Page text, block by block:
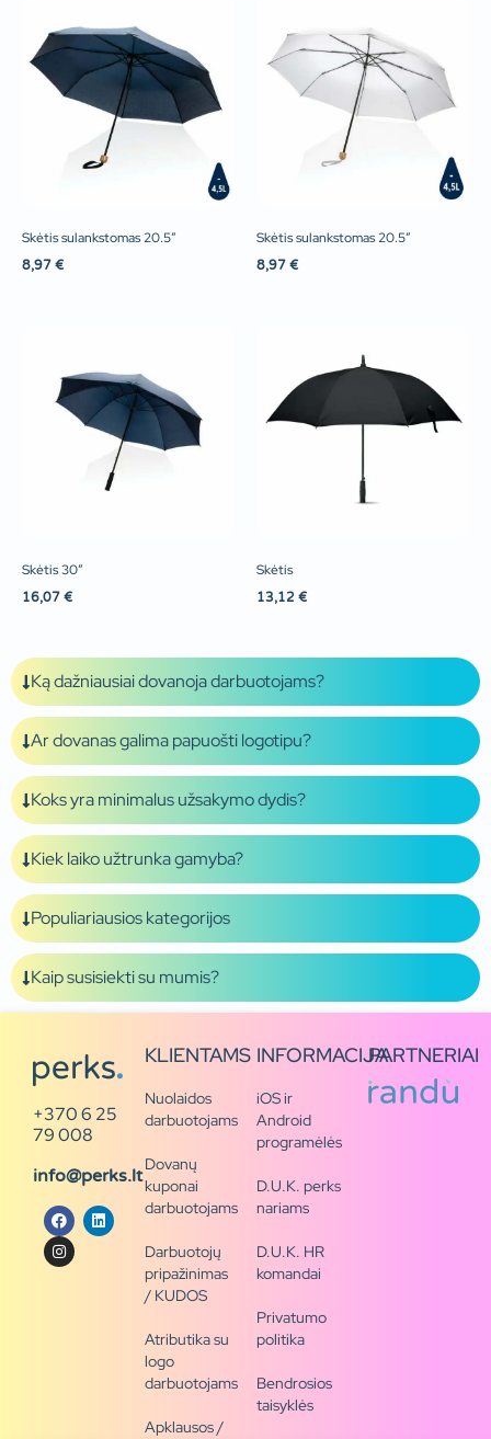
Skėtis sulankstomas 20.5″
8,97 €
Skėtis sulankstomas 20.5″
8,97 €
Skėtis 30″
16,07 €
Skėtis
13,12 €
Ką dažniausiai dovanoja darbuotojams?
Ar dovanas galima papuošti logotipu?
Koks yra minimalus užsakymo dydis?
Kiek laiko užtrunka gamyba?
Populiariausios kategorijos
Kaip susisiekti su mumis?
+370 6 25
79 008
info@perks.lt
KLIENTAMS
Nuolaidos
darbuotojams
Dovanų
kuponai
darbuotojams
Darbuotojų
pripažinimas
/ KUDOS
Atributika su
logo
darbuotojams
Apklausos /
INFORMACIJA
iOS ir
Android
programėlės
D.U.K. perks
nariams
D.U.K. HR
komandai
Privatumo
politika
Bendrosios
taisyklės
PARTNERIAI